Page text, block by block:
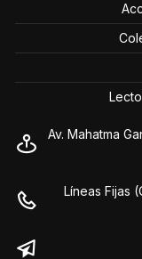
Av. Mahatma
Líneas Fijas